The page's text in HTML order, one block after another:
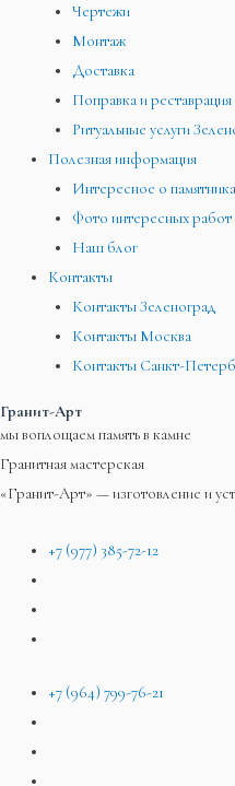
Чертежи
Монтаж
Доставка
Поправка и реставрация
Ритуальные услуги
Полезная информация
Интересное о
Фото интересных работ
Наш блог
Контакты
Контакты Зеленоград
Контакты Москва
Контакты Санкт-
Гранит-Арт
мы воплощаем память в камне
Гранитная мастерская
«Гранит-Арт» — изготовление и
+7 (977) 385-72-12
+7 (964) 799-76-21